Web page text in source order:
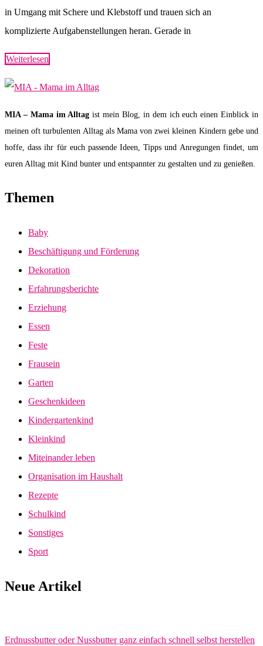
in Umgang mit Schere und Klebstoff und trauen sich an
komplizierte Aufgabenstellungen heran. Gerade in
Weiterlesen
MIA – Mama im Alltag ist mein Blog, in dem ich euch einen Einblick in
meinen oft turbulenten Alltag als Mama von zwei kleinen Kindern gebe und
hoffe, dass ihr für euch passende Ideen, Tipps und Anregungen findet, um
euren Alltag mit Kind bunter und entspannter zu gestalten und zu genießen.
Themen
Baby
Beschäftigung und Förderung
Dekoration
Erfahrungsberichte
Erziehung
Essen
Feste
Frausein
Garten
Geschenkideen
Kindergartenkind
Kleinkind
Miteinander leben
Organisation im Haushalt
Rezepte
Schulkind
Sonstiges
Sport
Neue Artikel
Erdnussbutter oder Nussbutter ganz einfach schnell selbst herstellen